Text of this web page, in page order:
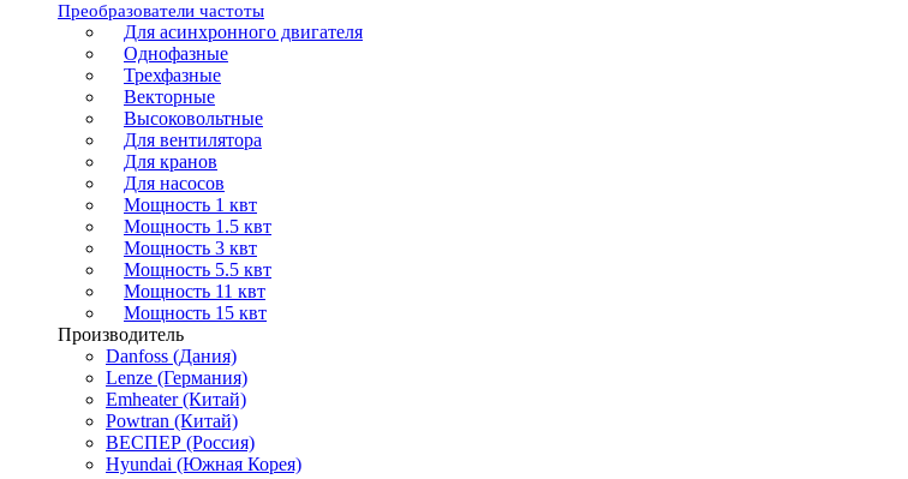
Преобразователи частоты
Для асинхронного двигателя
Однофазные
Трехфазные
Векторные
Высоковольтные
Для вентилятора
Для кранов
Для насосов
Мощность 1 квт
Мощность 1.5 квт
Мощность 3 квт
Мощность 5.5 квт
Мощность 11 квт
Мощность 15 квт
Производитель
Danfoss (Дания)
Lenze (Германия)
Emheater (Китай)
Powtran (Китай)
ВЕСПЕР (Россия)
Hyundai (Южная Корея)